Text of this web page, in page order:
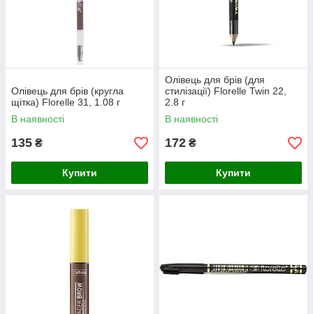
Олівець для брів (кругла
щітка) Florelle 31, 1.08 г
В наявності
135 ₴
Купити
Олівець для брів (для
стилізації) Florelle Twin 22,
2.8 г
В наявності
172 ₴
Купити